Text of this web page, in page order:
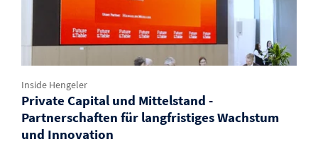
Inside Hengeler
Private Capital und Mittelstand -
Partnerschaften für langfristiges Wachstum
und Innovation